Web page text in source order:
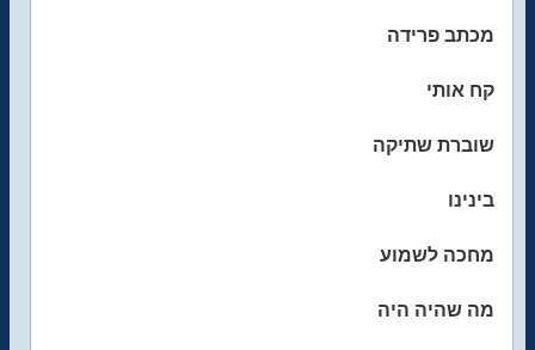
מכתב פרידה
קח אותי
שוברת שתיקה
בינינו
מחכה לשמוע
מה שהיה היה